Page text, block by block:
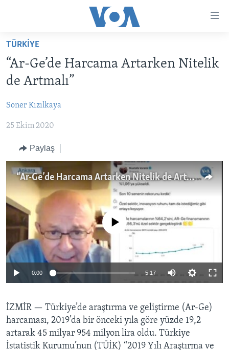
geç
Ana
navigasyona
geç
Aramaya
HABERLER
ORTADOĞU
AVRUPA
ULUSLARARASI
SAĞLIK
BİLİM VE TEKNOLOJİ
EKONOMİ
ÇEVRE
HAYATTAN
SANAT
PROGRAMLAR
YAPAY ZEKA
YORUMLAR
AMERIKA'YA ÖZEL
İNGİLİZCE DERSLERİ
MULTİMEDYA
VİDEO GALERİ
FOTO GALERİ
LEARNING ENGLISH
BIZI TAKIP EDIN
Diller
TÜRKİYE
“Ar-Ge’de Harcama Artarken Nitelik
de Artmalı”
Soner Kızılkaya
25 Ekim 2020
Paylaş
“Ar-Ge’de Harcama Artarken Nitelik de Artmalı”
No media source currently available
0:00 5:17
İZMİR — Türkiye’de araştırma ve geliştirme (Ar-Ge)
harcaması, 2019’da bir önceki yıla göre yüzde 19,2
artarak 45 milyar 954 milyon lira oldu. Türkiye
İstatistik Kurumu’nun (TÜİK) “2019 Yılı Araştırma ve